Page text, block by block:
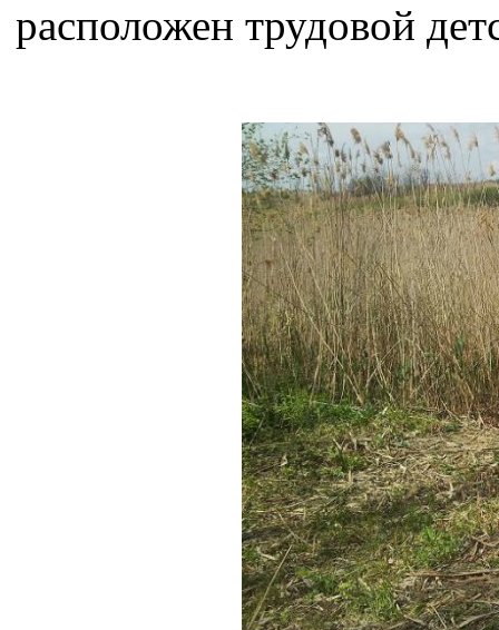
расположен трудовой